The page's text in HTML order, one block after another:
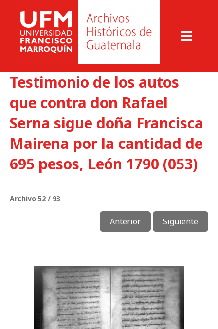
Testimonio de los autos
que contra don Rafael
Serna sigue doña Francisca
Mairena por la cantidad de
695 pesos, León 1790 (053)
Archivo 52 / 93
Anterior Siguiente